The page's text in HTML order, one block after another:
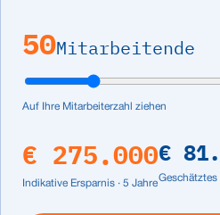
50Mitarbeitende
Auf Ihre Mitarbeiterzahl ziehen
€ 275.000
Indikative Ersparnis · 5 Jahre
€
Geschätztes